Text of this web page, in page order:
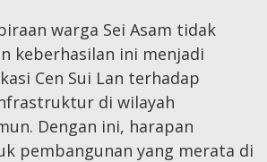
warga Sei Asam tidak
keberhasilan ini menjadi
Cen Sui Lan terhadap
di wilayah
Dengan ini, harapan
pembangunan yang merata di